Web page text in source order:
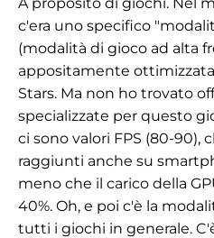
c'era uno specifico "
(modalità di gioco ad alta
appositamente
Stars. Ma non ho trovato
specializzate per questo
ci sono valori FPS ​​​​(80-90),
raggiunti anche su
meno che il carico della
40%. Oh, e poi c'è la
tutti i giochi in generale.